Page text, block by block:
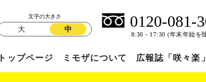
文字の大きさ
大 中
トップページ ミモザについて 広報誌「咲々楽」